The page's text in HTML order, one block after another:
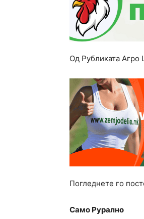
Од Рубликата Агро
Погледнете го
Само Рурално